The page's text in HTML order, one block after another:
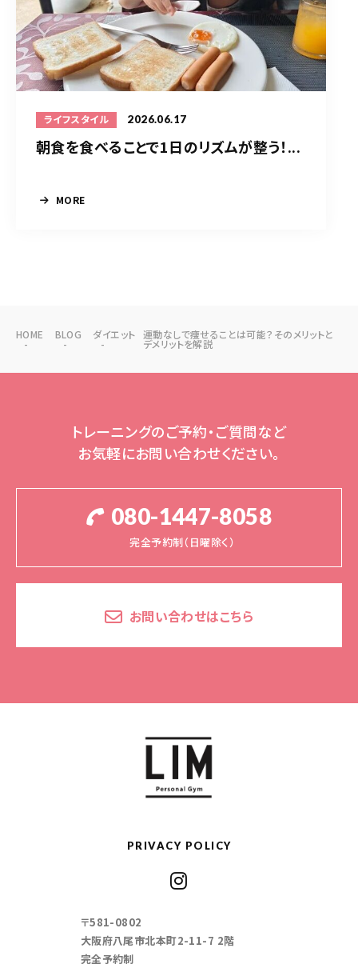
ライフスタイル 2026.06.17
朝食を食べることで1日のリズムが整う！...
MORE
HOME BLOG ダイエット 運動なしで痩せることは可能？そのメリットと
デメリットを解説
トレーニングのご予約・ご質問など
お気軽にお問い合わせください。
080-1447-8058
完全予約制（日曜除く）
お問い合わせはこちら
〒581-0802
大阪府八尾市北本町2-11-7 2階
完全予約制
PRIVACY POLICY